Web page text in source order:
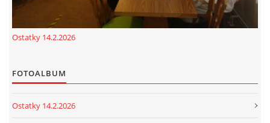
Ostatky 14.2.2026
FOTOALBUM
Ostatky 14.2.2026